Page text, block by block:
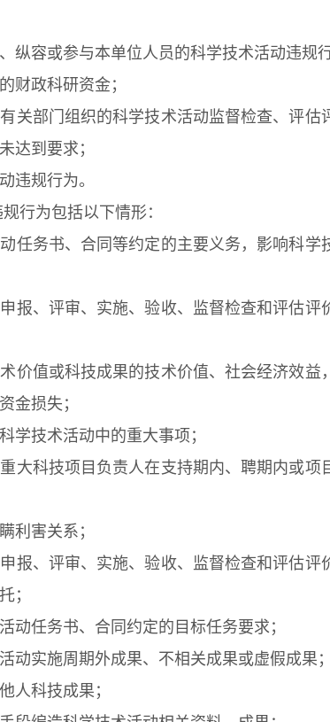
容或参与本单位人员的科学技术活动违规行
政科研资金；
部门组织的科学技术活动监督检查、评估
达到要求；
规行为。
行为包括以下情形：
务书、合同等约定的主要义务，影响科学
、评审、实施、验收、监督检查和评估评
值或科技成果的技术价值、社会经济效益
金损失；
技术活动中的重大事项；
科技项目负责人在支持期内、聘期内或项
害关系；
、评审、实施、验收、监督检查和评估评
；
任务书、合同约定的目标任务要求；
实施周期外成果、不相关成果或虚假成果；
科技成果；